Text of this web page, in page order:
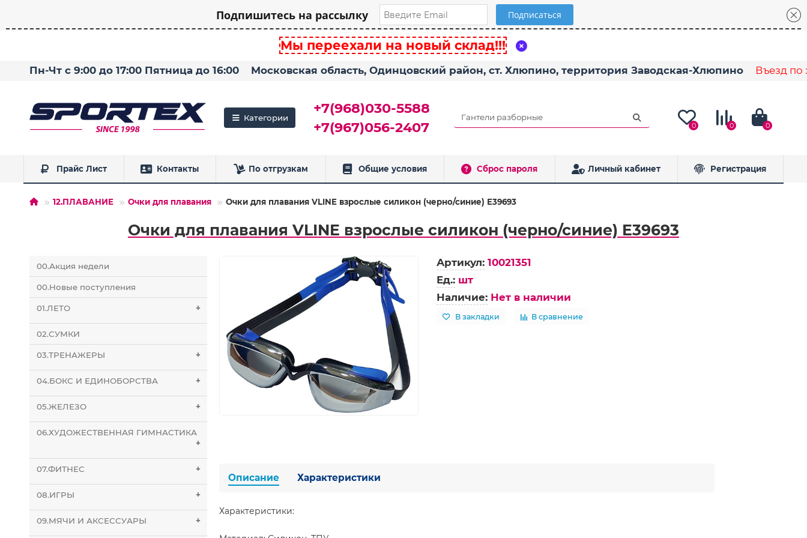
Подпишитесь на рассылку
Мы переехали на новый склад!!!
Пн-Чт с 9:00 до 17:00 Пятница до 16:00 Московская область, Одинцовский район, ст. Хлюпино, территория Заводская-Хлюпино Въезд по
Категории
+7(968)030-5588
+7(967)056-2407
0 0 0
Прайс Лист Контакты По отгрузкам Общие условия Сброс пароля Личный кабинет Регистрация
12.ПЛАВАНИЕ Очки для плавания Очки для плавания VLINE взрослые силикон (черно/синие) E39693
Очки для плавания VLINE взрослые силикон (черно/синие) E39693
00.Акция недели
00.Новые поступления
01.ЛЕТО +
02.СУМКИ
03.ТРЕНАЖЕРЫ +
04.БОКС И ЕДИНОБОРСТВА +
05.ЖЕЛЕЗО +
06.ХУДОЖЕСТВЕННАЯ ГИМНАСТИКА
+
07.ФИТНЕС +
08.ИГРЫ +
09.МЯЧИ И АКСЕССУАРЫ +
Артикул: 10021351
Ед.: шт
Наличие: Нет в наличии
В закладки В сравнение
Описание Характеристики
Характеристики: